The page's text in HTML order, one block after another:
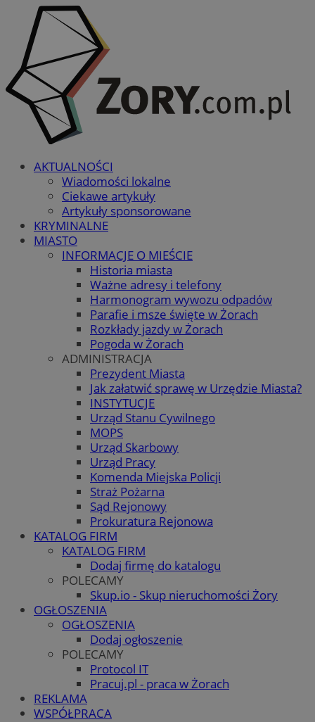
AKTUALNOŚCI
Wiadomości lokalne
Ciekawe artykuły
Artykuły sponsorowane
KRYMINALNE
MIASTO
INFORMACJE O MIEŚCIE
Historia miasta
Ważne adresy i telefony
Harmonogram wywozu odpadów
Parafie i msze święte w Żorach
Rozkłady jazdy w Żorach
Pogoda w Żorach
ADMINISTRACJA
Prezydent Miasta
Jak załatwić sprawę w Urzędzie Miasta?
INSTYTUCJE
Urząd Stanu Cywilnego
MOPS
Urząd Skarbowy
Urząd Pracy
Komenda Miejska Policji
Straż Pożarna
Sąd Rejonowy
Prokuratura Rejonowa
KATALOG FIRM
KATALOG FIRM
Dodaj firmę do katalogu
POLECAMY
Skup.io - Skup nieruchomości Żory
OGŁOSZENIA
OGŁOSZENIA
Dodaj ogłoszenie
POLECAMY
Protocol IT
Pracuj.pl - praca w Żorach
REKLAMA
WSPÓŁPRACA